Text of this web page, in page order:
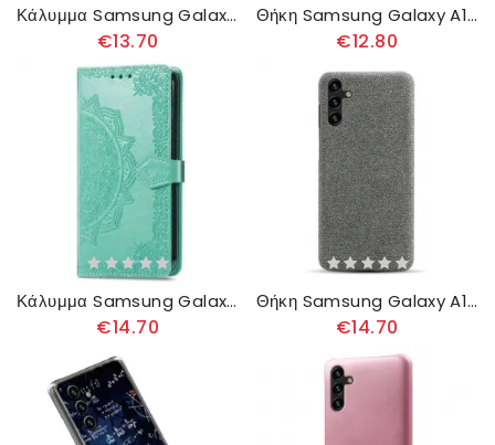
Κάλυμμα Samsung Galaxy A14 / A14 5G με κορδονι Χρυσές Πεταλούδες Με Λουράκι
€13.70
Θήκη Samsung Galaxy A14 / A14 5G Βέλος
€12.80
Κάλυμμα Samsung Galaxy A14 / A14 5G Vintage Mandala
€14.70
Θήκη Samsung Galaxy A14 / A14 5G Υφασμα
€14.70